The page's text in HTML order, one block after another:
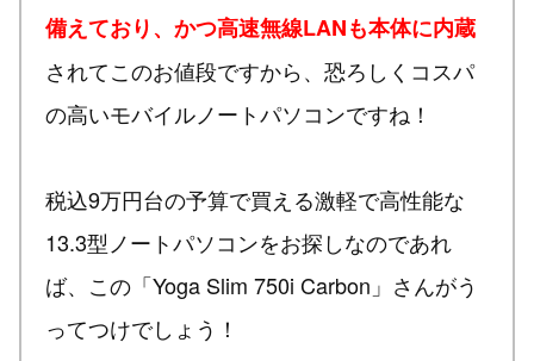
備えており、かつ高速無線LANも本体に内蔵
されてこのお値段ですから、恐ろしくコスパ
の高いモバイルノートパソコンですね！
税込9万円台の予算で買える激軽で高性能な
13.3型ノートパソコンをお探しなのであれ
ば、この「Yoga Slim 750i Carbon」さんがう
ってつけでしょう！